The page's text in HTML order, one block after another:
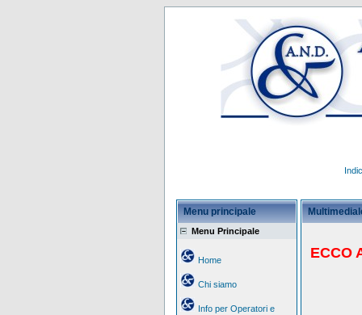
Menu principale
Menu Principale
Home
Chi siamo
Info per Operatori e
ECCO